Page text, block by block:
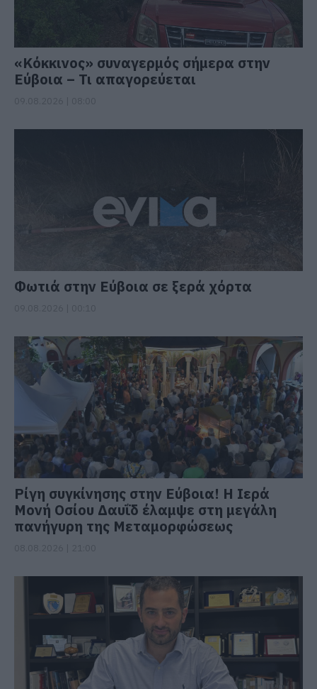
«Κόκκινος» συναγερμός σήμερα στην
Εύβοια – Τι απαγορεύεται
Φωτιά στην Εύβοια σε ξερά χόρτα
Ρίγη συγκίνησης στην Εύβοια! Η Ιερά
Μονή Οσίου Δαυΐδ έλαμψε στη μεγάλη
πανήγυρη της Μεταμορφώσεως